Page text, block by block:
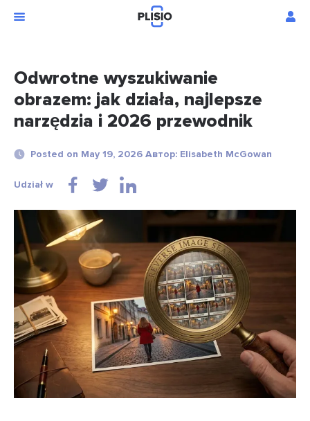
Odwrotne wyszukiwanie
obrazem: jak działa, najlepsze
narzędzia i 2026 przewodnik
Posted on May 19, 2026 Автор: Elisabeth McGowan
Udział w